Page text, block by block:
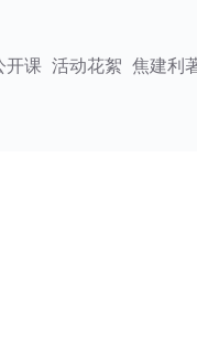
开课 活动花絮 焦建利